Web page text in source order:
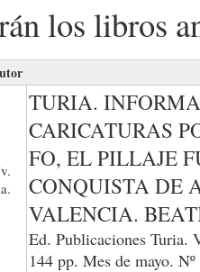
los libros
TURIA.
CARICATURAS
FO, EL PILLAJE
CONQUISTA DE
VALENCIA.
Ed. Publicaciones Turia.
144 pp. Mes de mayo.